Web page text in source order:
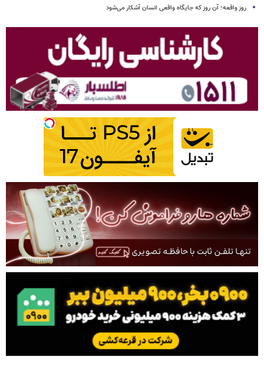
روز واقعه؛ آن روز که جایگاه واقعی انسان آشکار می‌شود